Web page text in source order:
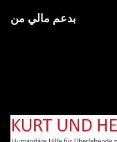
بدعم مالي من